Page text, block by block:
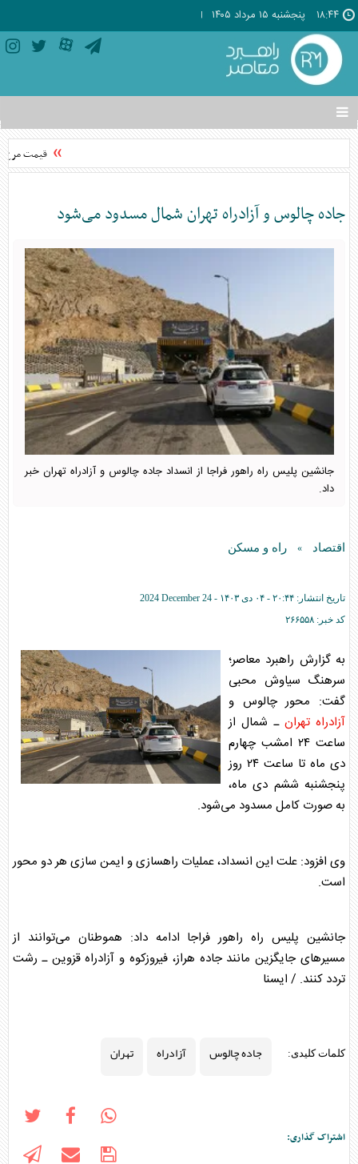
۱۸:۴۴ پنجشنبه ۱۵ مرداد ۱۴۰۵
تغییر
وضعیت
منوی
ها
قیمت مرغ
جاده چالوس و آزادراه تهران شمال مسدود می‌شود
جانشین پلیس راه راهور فراجا از انسداد جاده چالوس و آزادراه تهران خبر
داد.
اقتصاد » راه و مسکن
تاریخ انتشار: ۲۰:۴۴ - ۰۴ دی ۱۴۰۳ -
2024 December 24
کد خبر: ۲۶۶۵۵۸
به گزارش راهبرد معاصر؛
سرهنگ سیاوش محبی
گفت: محور چالوس و
آزادراه تهران ـ شمال از
ساعت ۲۴ امشب چهارم
دی ماه تا ساعت ۲۴ روز
پنجشنبه ششم دی ماه،
به صورت کامل مسدود می‌شود.
وی افزود: علت این انسداد، عملیات راهسازی و ایمن سازی هر دو محور
است.
جانشین پلیس راه راهور فراجا ادامه داد: هموطنان می‌توانند از
مسیر‌های جایگزین مانند جاده هراز، فیروزکوه و آزادراهقزوین ـ رشت
تردد کنند. / ایسنا
کلمات کلیدی: جاده چالوس آزادراه تهران
اشتراک گذاری: